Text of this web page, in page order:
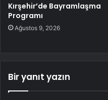
Kırşehir’de Bayramlaşma
Programı
Ağustos 9, 2026
Bir yanıt yazın